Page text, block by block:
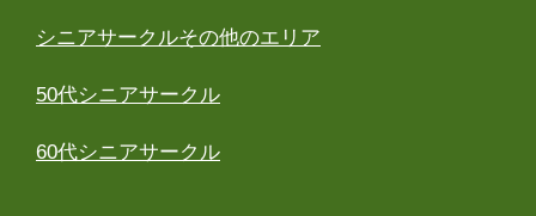
シニアサークルその他のエリア
50代シニアサークル
60代シニアサークル